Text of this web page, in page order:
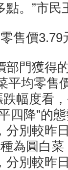
。”市民
售價3.79
門獲得
平均零售
幅度看
四降”的
分別較昨
為圓白
分別較昨